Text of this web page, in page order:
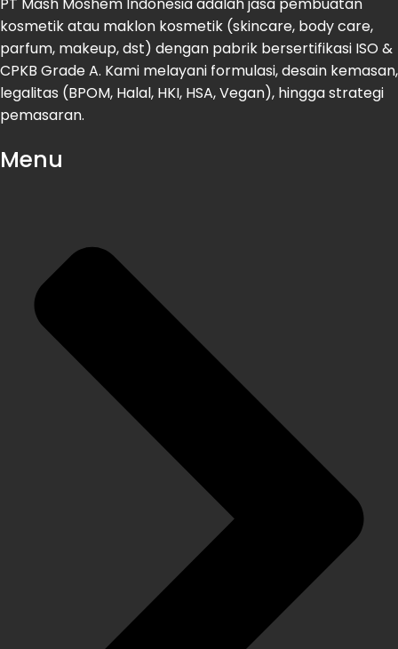
PT Mash Moshem Indonesia adalah jasa pembuatan
kosmetik atau maklon kosmetik (skincare, body care,
parfum, makeup, dst) dengan pabrik bersertifikasi ISO &
CPKB Grade A. Kami melayani formulasi, desain kemasan,
legalitas (BPOM, Halal, HKI, HSA, Vegan), hingga strategi
pemasaran.
Menu